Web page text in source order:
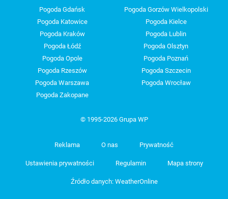
Pogoda Gdańsk
Pogoda Gorzów Wielkopolski
Pogoda Katowice
Pogoda Kielce
Pogoda Kraków
Pogoda Lublin
Pogoda Łódź
Pogoda Olsztyn
Pogoda Opole
Pogoda Poznań
Pogoda Rzeszów
Pogoda Szczecin
Pogoda Warszawa
Pogoda Wrocław
Pogoda Zakopane
© 1995-2026 Grupa WP
Reklama O nas Prywatność
Ustawienia prywatności Regulamin Mapa strony
Źródło danych: WeatherOnline